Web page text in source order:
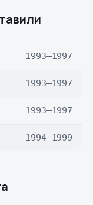
1993–1997
1993–1997
1993–1997
1994–1999